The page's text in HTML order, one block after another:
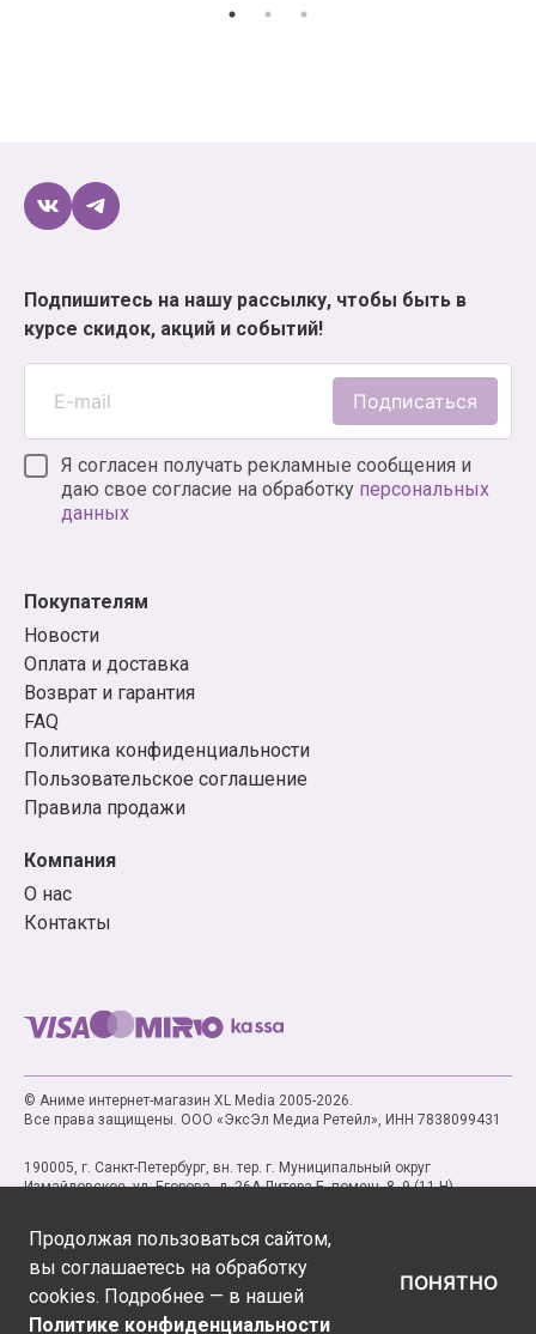
Подпишитесь на нашу рассылку, чтобы быть в
курсе скидок, акций и событий!
Подписаться
Я согласен получать рекламные сообщения и
даю свое согласие на обработку персональных
данных
Покупателям
Новости
Оплата и доставка
Возврат и гарантия
FAQ
Политика конфиденциальности
Пользовательское соглашение
Правила продажи
Компания
О нас
Контакты
© Аниме интернет-магазин XL Media 2005-2026.
Все права защищены. ООО «ЭксЭл Медиа Ретейл», ИНН 7838099431
190005, г. Санкт-Петербург, вн. тер. г. Муниципальный округ
Измайловское, ул. Егорова, д. 26А Литера Б, помещ. 8, 9 (11-Н)
Продолжая пользоваться сайтом,
вы соглашаетесь на обработку
cookies. Подробнее — в нашей
Политике конфиденциальности
ПОНЯТНО